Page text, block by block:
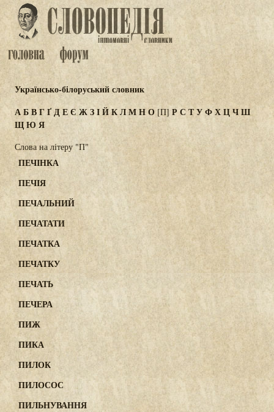
Українсько-білоруський словник
АБВГҐДЕЄ ЖЗІЙКЛМНО [П]Р СТУФХЦЧШ
ЩЮ Я
Слова на літеру "П"
ПЕЧІНКА
ПЕЧІЯ
ПЕЧАЛЬНИЙ
ПЕЧАТАТИ
ПЕЧАТКА
ПЕЧАТКУ
ПЕЧАТЬ
ПЕЧЕРА
ПИЖ
ПИКА
ПИЛОК
ПИЛОСОС
ПИЛЬНУВАННЯ